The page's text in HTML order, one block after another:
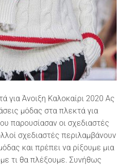
για Άνοιξη Καλοκαίρι 2020 Ας
μόδας στα πλεκτά για
παρουσίασαν οι σχεδιαστές
σχεδιαστές περιλαμβάνουν
και πρέπει να ρίξουμε μια
τι θα πλέξουμε. Συνήθως